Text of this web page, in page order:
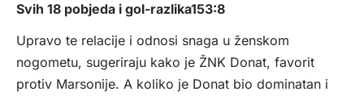
Svih 18 pobjeda i gol-razlika153:8
Upravo te relacije i odnosi snaga u ženskom
nogometu, sugeriraju kako je ŽNK Donat, favorit
protiv Marsonije. A koliko je Donat bio dominatan i